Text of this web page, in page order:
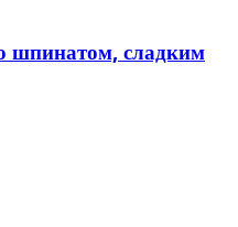
шпинатом, сладким